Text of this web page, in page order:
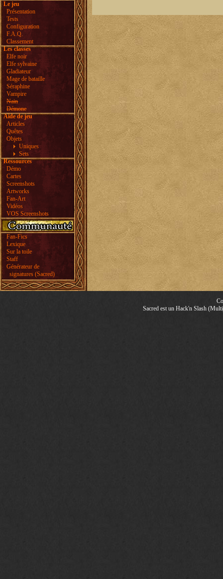
Le jeu
Présentation
Tests
Configuration
F.A.Q.
Classement
Les classes
Elfe noir
Elfe sylvaine
Gladiateur
Mage de bataille
Séraphine
Vampire
Nain
Démone
Aide de jeu
Articles
Quêtes
Objets
Uniques
Sets
Ressources
Démo
Cartes
Screenshots
Artworks
Fan-Art
Vidéos
VOS Screenshots
Fan-Fics
Lexique
Sur la toile
Staff
Générateur de
signatures (Sacred)
Sacred est un Hack'n Slash